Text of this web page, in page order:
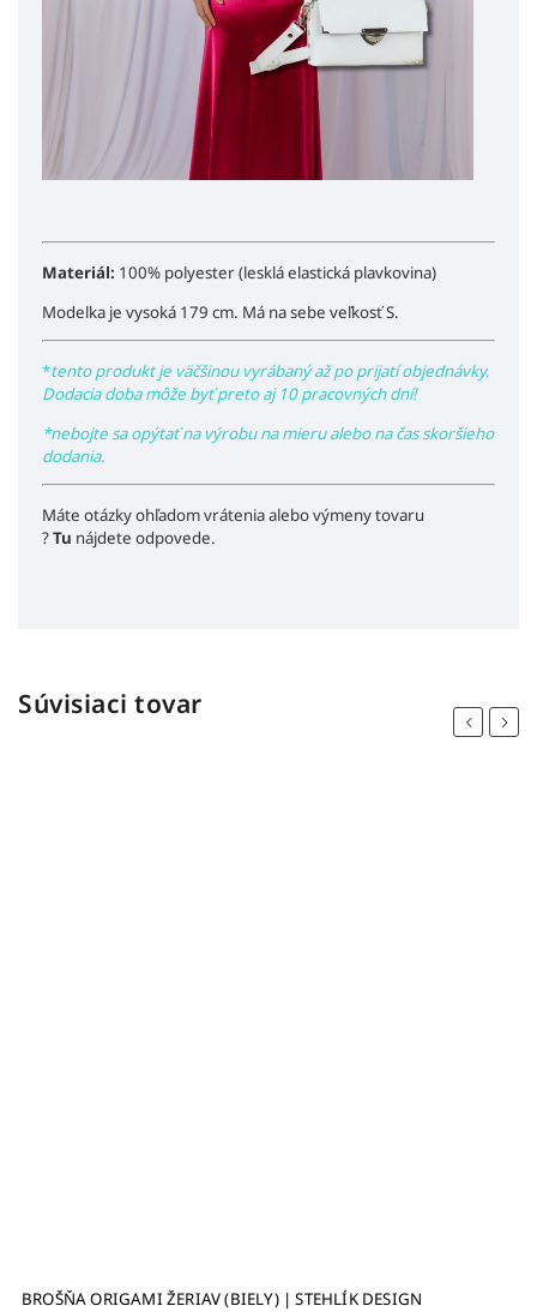
Materiál: 100% polyester (lesklá elastická plavkovina)
Modelka je vysoká 179 cm. Má na sebe veľkosť S.
*tento produkt je väčšinou vyrábaný až po prijatí objednávky.
Dodacia doba môže byť preto aj 10 pracovných dní!
*nebojte sa opýtať na výrobu na mieru alebo na čas skoršieho
dodania.
Máte otázky ohľadom vrátenia alebo výmeny tovaru
?Tu nájdete odpovede.
Súvisiaci tovar
Previous
BROŠŇA MAKRÓNKA (ZELENÁ LESKLÁ) | STEHLÍK
Next